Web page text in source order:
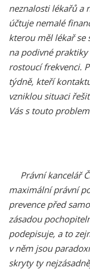
neznalosti lékařů a
účtuje nemalé
kterou měl lékař se
na podivné praktiky
rostoucí frekvenci.
týdně, kteří
vzniklou situaci
Vás s touto
Právní kancelář
maximální právní
prevence před
zásadou
podepisuje, a to
v něm jsou
skryty ty